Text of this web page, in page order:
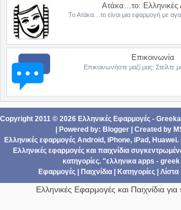
Ατάκα…το: Ελληνικές
Το Ατάκα…το είναι μια εφαρμογή με
Επικοινωνία
Επικοινωνήστε μαζί μας: Στείλτε
Copyright 2011 © 2026 Ελληνικές Εφαρμογές -
| Powered by: Blogger| Created by
Ελληνικές εφαρμογές Android, iPhone, iPad, Ηuawei.
Ελληνικές εφαρμογές και παιχνίδια
κατηγορίες. "ελληνικα apps -
Εφαρμογές
Παιχνίδια Κατηγορίες Λίστα
Ελληνικές Εφαρμογές και Παιχνίδια